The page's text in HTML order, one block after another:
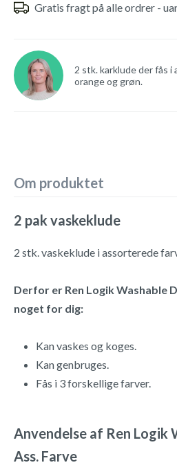
Gratis fragt på alle ordrer -
2 stk. karklude der fås
orange og grøn.
Om produktet
2 pak vaskeklude
2 stk. vaskeklude i assorterede
Derfor er Ren Logik Washable
noget for dig:
Kan vaskes og koges.
Kan genbruges.
Fås i 3 forskellige farver.
Anvendelse af Ren Logik
Ass. Farve